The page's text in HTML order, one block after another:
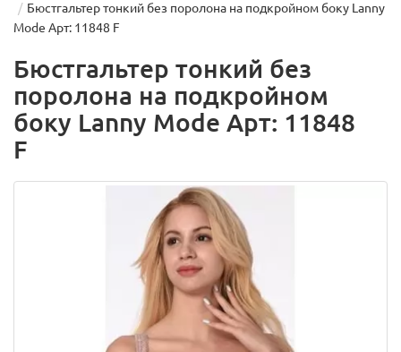
Бюстгальтер тонкий без поролона на подкройном боку Lanny
Mode Арт: 11848 F
Бюстгальтер тонкий без
поролона на подкройном
боку Lanny Mode Арт: 11848
F